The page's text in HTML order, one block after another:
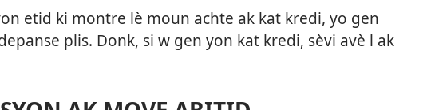
etid ki montre lè moun achte ak kat kredi, yo gen
plis. Donk, si w gen yon kat kredi, sèvi avè l ak